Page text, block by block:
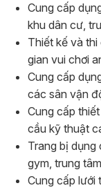
Cung cấp
khu dân cư,
Thiết kế và
gian vui chơi
Cung cấp
các sân vận
Cung cấp
cầu kỹ thuật
Trang bị
gym, trung
Cung cấp lưới